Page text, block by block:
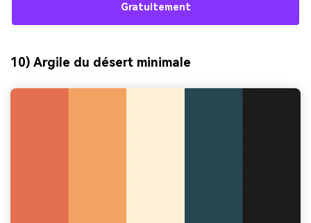
Gratuitement
10) Argile du désert minimale